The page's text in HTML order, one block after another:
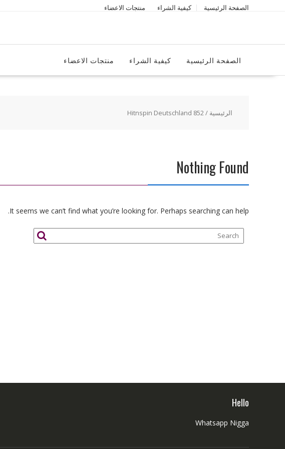
الصفحة الرئيسية كيفية الشراء منتجات الاعضاء
الصفحة الرئيسية كيفية الشراء منتجات الاعضاء
الرئيسية / Hitnspin Deutschland 852
Nothing Found
It seems we can’t find what you’re looking for. Perhaps searching can help.
Hello
Whatsapp Nigga